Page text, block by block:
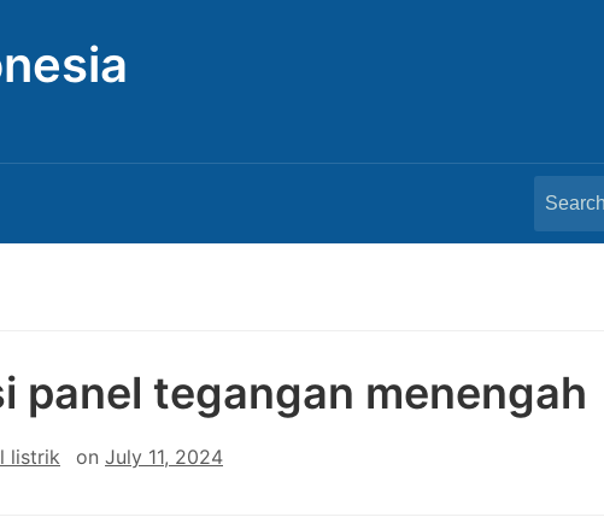
Search
for:
panel tegangan menengah
listrik on July 11, 2024